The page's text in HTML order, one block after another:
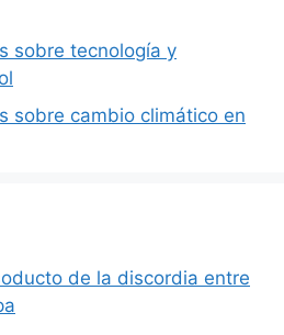
sobre tecnología y
sobre cambio climático en
de la discordia entre